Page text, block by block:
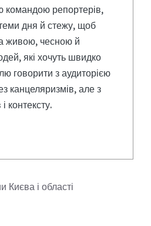
командою репортерів,
дня й стежу, щоб
живою, чесною й
які хочуть швидко
говорити з аудиторією
канцеляризмів, але з
контексту.
Києва і області